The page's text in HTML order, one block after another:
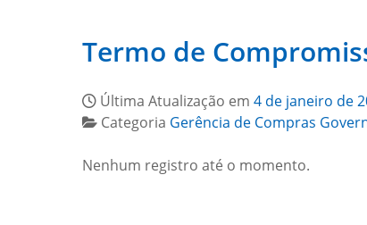
Termo de
Última Atualização em 4 de janeiro de
Categoria Gerência de Compras
Nenhum registro até o momento.